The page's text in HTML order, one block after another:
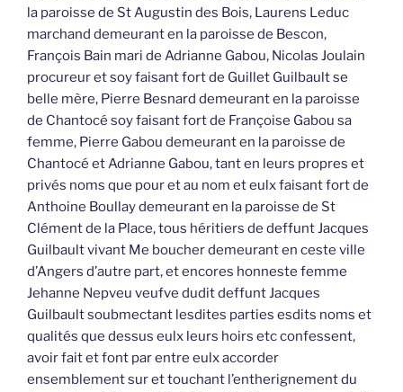
la paroisse de St Augustin des Bois, Laurens Leduc
marchand demeurant en la paroisse de Bescon,
François Bain mari de Adrianne Gabou, Nicolas Joulain
procureur et soy faisant fort de Guillet Guilbault se
belle mère, Pierre Besnard demeurant en la paroisse
de Chantocé soy faisant fort de Françoise Gabou sa
femme, Pierre Gabou demeurant en la paroisse de
Chantocé et Adrianne Gabou, tant en leurs propres et
privés noms que pour et au nom et eulx faisant fort de
Anthoine Boullay demeurant en la paroisse de St
Clément de la Place, tous héritiers de deffunt Jacques
Guilbault vivant Me boucher demeurant en ceste ville
d’Angers d’autre part, et encores honneste femme
Jehanne Nepveu veufve dudit deffunt Jacques
Guilbault soubmectant lesdites parties esdits noms et
qualités que dessus eulx leurs hoirs etc confessent,
avoir fait et font par entre eulx accorder
ensemblement sur et touchant l’entherignement du